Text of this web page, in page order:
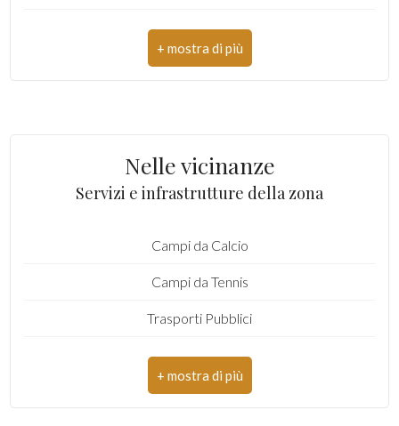
Indirizzo: Via Beltrama Rivarolo, 8
CAP: 10040
Camere: 3
Locali: 5
Stato conservazione: Ottimo
Piano: Edificio
Piani totali: 3
Riscaldamento: Autonomo
Nelle vicinanze
Servizi e infrastrutture della zona
Campi da Calcio
Campi da Tennis
Trasporti Pubblici